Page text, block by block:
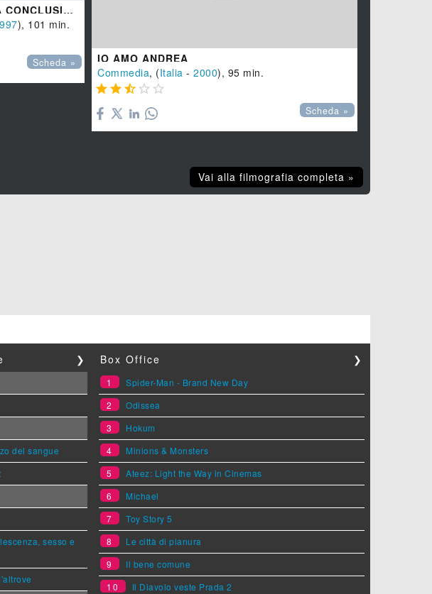
NOVE SETTIMANE E MEZZO - LA CONCLUSIONE
), 101 min.
Scheda »
IO AMO ANDREA
Commedia, (Italia - 2000), 95 min.
    
Scheda »
Vai alla filmografia completa »
❯
del sangue
sesso e
Box Office ❯
1
Spider-Man - Brand New Day
2
Odissea
3
Hokum
4
Minions & Monsters
5
Ateez: Light the Way in Cinemas
6
Michael
7
Toy Story 5
8
Le città di pianura
9
Il bene comune
10
Il Diavolo veste Prada 2